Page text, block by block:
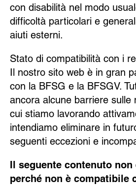
con disabilità nel modo
difficoltà particolari e
aiuti esterni.
Stato di compatibilità con i
Il nostro sito web è in gran
con la BFSG e la BFSGV.
ancora alcune barriere sulle
cui stiamo lavorando
intendiamo eliminare in
seguenti eccezioni e
Il seguente contenuto
perché non è compatibile